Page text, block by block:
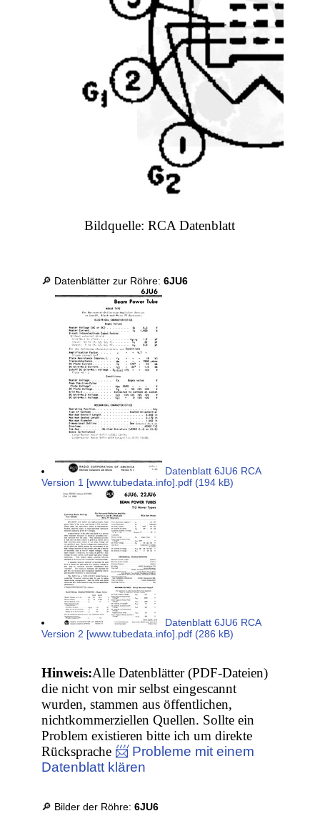
Bildquelle: RCA Datenblatt
🔎 Datenblätter zur Röhre:6JU6
Datenblatt 6JU6 RCA
Version 1 [www.tubedata.info].pdf (194 kB)
Datenblatt 6JU6 RCA
Version 2 [www.tubedata.info].pdf (286 kB)
Hinweis:Alle Datenblätter (PDF-Dateien)
die nicht von mir selbst eingescannt
wurden, stammen aus öffentlichen,
nichtkommerziellen Quellen. Sollte ein
Problem existieren bitte ich um direkte
Rücksprache 📨 Probleme mit einem
Datenblatt klären
🔎 Bilder der Röhre:6JU6